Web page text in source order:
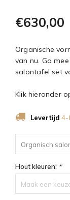
€630,00
Organische
van nu. Ga
salontafel set
Klik hieronder
Levertijd 4-
Organisch
€630,00
Hout kleuren: *
Maak een